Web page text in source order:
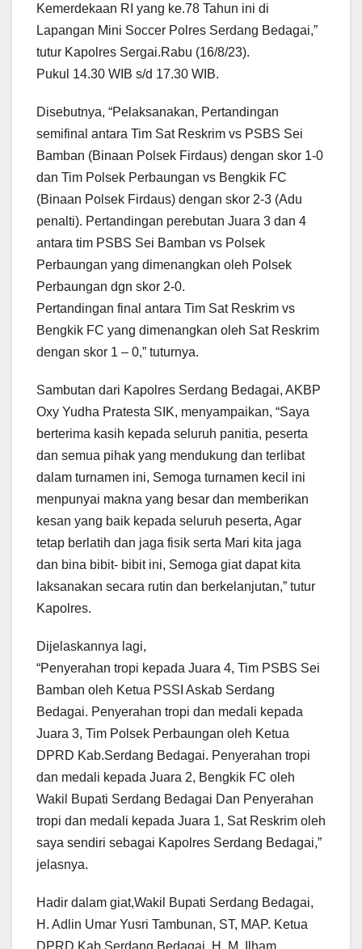
Kemerdekaan RI yang ke.78 Tahun ini di
Lapangan Mini Soccer Polres Serdang Bedagai,”
tutur Kapolres Sergai.Rabu (16/8/23).
Pukul 14.30 WIB s/d 17.30 WIB.
Disebutnya, “Pelaksanakan, Pertandingan
semifinal antara Tim Sat Reskrim vs PSBS Sei
Bamban (Binaan Polsek Firdaus) dengan skor 1-0
dan Tim Polsek Perbaungan vs Bengkik FC
(Binaan Polsek Firdaus) dengan skor 2-3 (Adu
penalti). Pertandingan perebutan Juara 3 dan 4
antara tim PSBS Sei Bamban vs Polsek
Perbaungan yang dimenangkan oleh Polsek
Perbaungan dgn skor 2-0.
Pertandingan final antara Tim Sat Reskrim vs
Bengkik FC yang dimenangkan oleh Sat Reskrim
dengan skor 1 – 0,” tuturnya.
Sambutan dari Kapolres Serdang Bedagai, AKBP
Oxy Yudha Pratesta SIK, menyampaikan, “Saya
berterima kasih kepada seluruh panitia, peserta
dan semua pihak yang mendukung dan terlibat
dalam turnamen ini, Semoga turnamen kecil ini
menpunyai makna yang besar dan memberikan
kesan yang baik kepada seluruh peserta, Agar
tetap berlatih dan jaga fisik serta Mari kita jaga
dan bina bibit- bibit ini, Semoga giat dapat kita
laksanakan secara rutin dan berkelanjutan,” tutur
Kapolres.
Dijelaskannya lagi,
“Penyerahan tropi kepada Juara 4, Tim PSBS Sei
Bamban oleh Ketua PSSI Askab Serdang
Bedagai. Penyerahan tropi dan medali kepada
Juara 3, Tim Polsek Perbaungan oleh Ketua
DPRD Kab.Serdang Bedagai. Penyerahan tropi
dan medali kepada Juara 2, Bengkik FC oleh
Wakil Bupati Serdang Bedagai Dan Penyerahan
tropi dan medali kepada Juara 1, Sat Reskrim oleh
saya sendiri sebagai Kapolres Serdang Bedagai,”
jelasnya.
Hadir dalam giat,Wakil Bupati Serdang Bedagai,
H. Adlin Umar Yusri Tambunan, ST, MAP. Ketua
DPRD Kab.Serdang Bedagai, H. M. Ilham